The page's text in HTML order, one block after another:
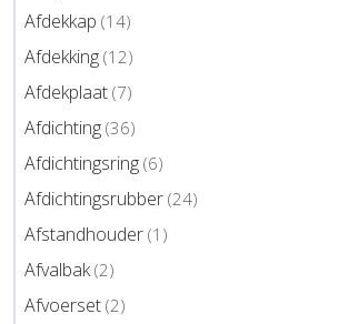
Afdekkap (14)
Afdekking (12)
Afdekplaat (7)
Afdichting (36)
Afdichtingsring (6)
Afdichtingsrubber (24)
Afstandhouder (1)
Afvalbak(2)
Afvoerset (2)